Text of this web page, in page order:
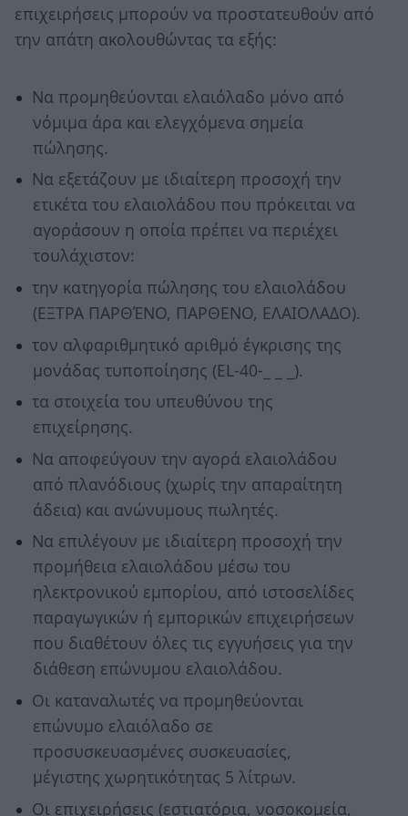
επιχειρήσεις μπορούν να προστατευθούν από
την απάτη ακολουθώντας τα εξής:
Να προμηθεύονται ελαιόλαδο μόνο από
νόμιμα άρα και ελεγχόμενα σημεία
πώλησης.
Να εξετάζουν με ιδιαίτερη προσοχή την
ετικέτα του ελαιολάδου που πρόκειται να
αγοράσουν η οποία πρέπει να περιέχει
τουλάχιστον:
την κατηγορία πώλησης του ελαιολάδου
(ΕΞΤΡΑ ΠΑΡΘΈΝΟ, ΠΑΡΘΕΝΟ, ΕΛΑΙΟΛΑΔΟ).
τον αλφαριθμητικό αριθμό έγκρισης της
μονάδας τυποποίησης (EL-40-_ _ _).
τα στοιχεία του υπευθύνου της
επιχείρησης.
Να αποφεύγουν την αγορά ελαιολάδου
από πλανόδιους (χωρίς την απαραίτητη
άδεια) και ανώνυμους πωλητές.
Να επιλέγουν με ιδιαίτερη προσοχή την
προμήθεια ελαιολάδου μέσω του
ηλεκτρονικού εμπορίου, από ιστοσελίδες
παραγωγικών ή εμπορικών επιχειρήσεων
που διαθέτουν όλες τις εγγυήσεις για την
διάθεση επώνυμου ελαιολάδου.
Οι καταναλωτές να προμηθεύονται
επώνυμο ελαιόλαδο σε
προσυσκευασμένες συσκευασίες,
μέγιστης χωρητικότητας 5 λίτρων.
Οι επιχειρήσεις (εστιατόρια, νοσοκομεία,